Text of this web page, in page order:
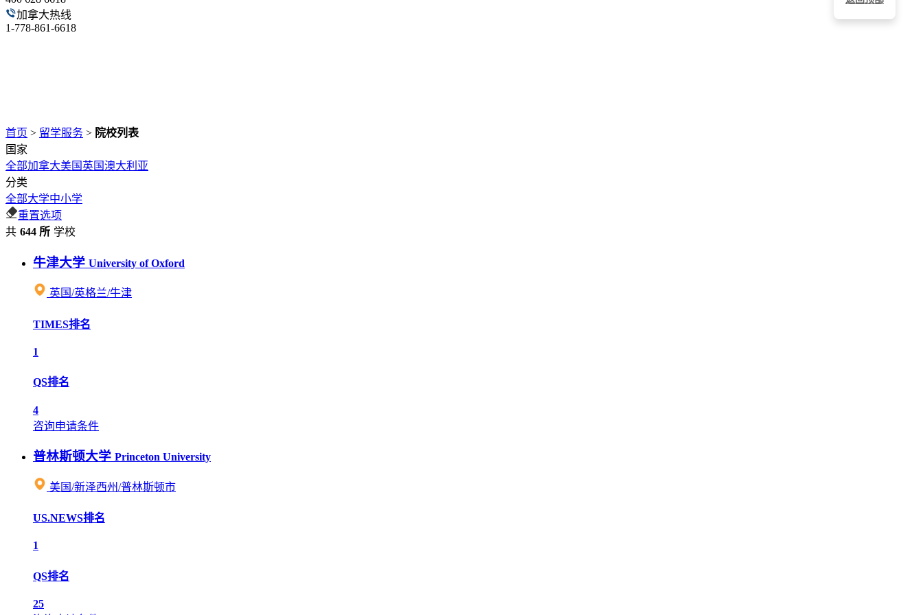
加拿大热线
1-778-861-6618
首页 > 留学服务 > 院校列表
国家
全部加拿大美国 英国澳大利亚
分类
全部大学中小学
重置选项
共 644 所 学校
牛津大学 University of Oxford
英国/英格兰/牛津
TIMES排名
1
QS排名
4
咨询申请条件
普林斯顿大学 Princeton University
美国/新泽西州/普林斯顿市
US.NEWS排名
1
QS排名
25